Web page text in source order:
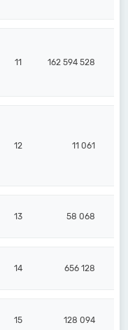
11 162 594 528
12 11 061
13 58 068
14 656 128
15 128 094